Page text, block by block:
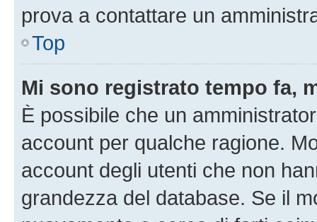
prova a contattare un
Top
Mi sono registrato tempo fa,
È possibile che un
account per qualche ragione.
account degli utenti che non
grandezza del database. Se il